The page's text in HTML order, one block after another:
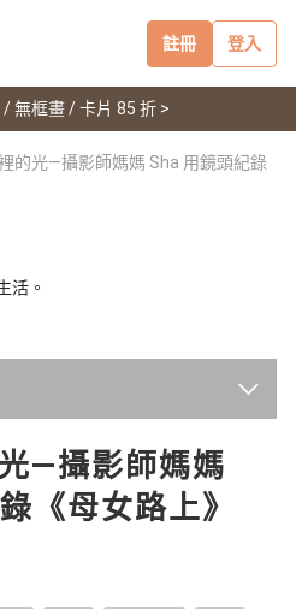
註冊 登入
無框畫 / 卡片 85 折 >
的光—攝影師媽媽 Sha 用鏡頭紀錄
活。
—攝影師媽媽
《母女路上》